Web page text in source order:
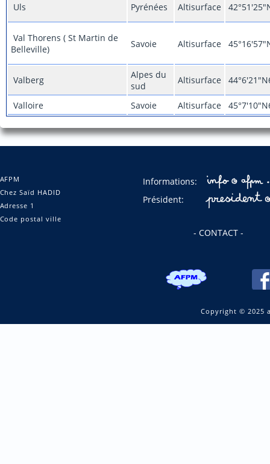
Uls Pyrénées Altisurface
Val Thorens ( St Martin de
Belleville)
Savoie Altisurface
Valberg
Alpes du
sud
Altisurface
Valloire Savoie Altisurface
AFPM
Chez Saïd HADID
Adresse 1
Code postal ville
Informations:
Président:
- CONTACT -
Copyright © 2025